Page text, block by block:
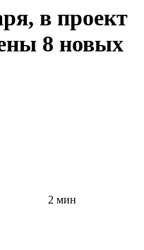
в проект
8 новых
2 мин